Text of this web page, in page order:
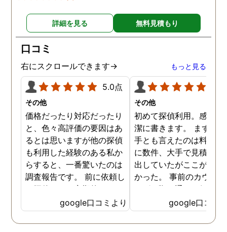
詳細を見る 無料見積もり
口コミ
右にスクロールできます→ もっと見る
5.0点
その他
価格だったり対応だったり
と、色々高評価の要因はあ
るとは思いますが他の探偵
も利用した経験のある私か
らすると、一番驚いたのは
調査報告です。 前に依頼し
た探偵では、定期的にまと
めて報告がくる為なかなか
実際の現状を把握するのが
難しかったですが、ここは
google口コミより
その他
初めて探偵利用。感想を
潔に書きます。 まず、
手とも言えたのは料金。
に数件、大手で見積もり
出していたがここが一番
かった。 事前のカウン
ングの際の通りの価格で
途中での追加料金なども
く安心してお任せできた
由のひとつ。 かと言っ
google口コミ